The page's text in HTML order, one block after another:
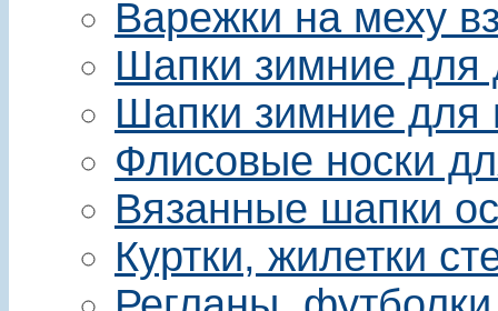
Варежки на меху
Шапки зимние для
Шапки зимние для
Флисовые носки
Вязанные шапки
Куртки, жилетки